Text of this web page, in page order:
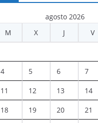
agosto 2026
M X J V
4 5 6 7
11 12 13 14
18 19 20 21